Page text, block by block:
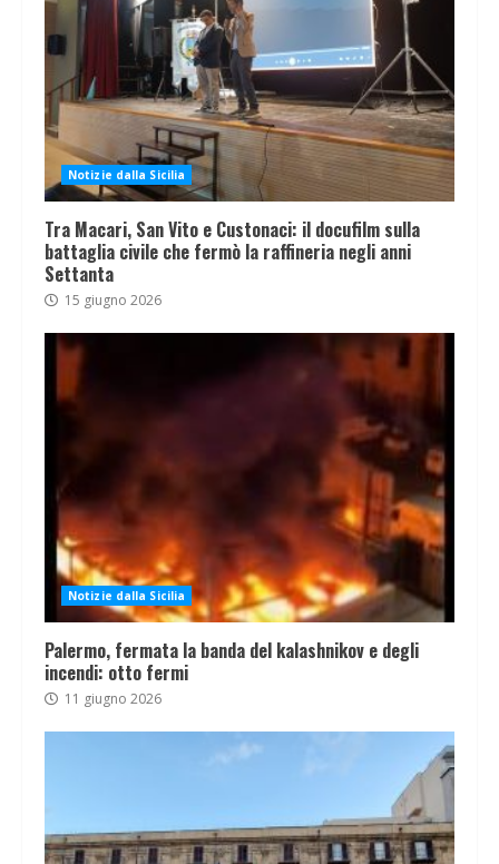
Notizie dalla Sicilia
Tra Macari, San Vito e Custonaci: il docufilm sulla
battaglia civile che fermò la raffineria negli anni
Settanta
15 giugno 2026
Notizie dalla Sicilia
Palermo, fermata la banda del kalashnikov e degli
incendi: otto fermi
11 giugno 2026